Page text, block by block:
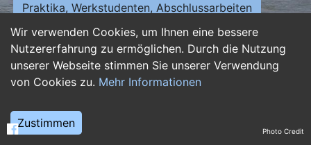
Wir verwenden Cookies, um Ihnen eine bessere
Nutzererfahrung zu ermöglichen. Durch die Nutzung
unserer Webseite stimmen Sie unserer Verwendung
von Cookies zu. Mehr Informationen
Zustimmen
Praktika, Werkstudenten, Abschlussarbeiten
Personalwesen Assistenz, Sekretariat
Hilfskräfte, Aushilfs- und Nebenjobs
Weiterbildung, Studium, duale Ausbildung Photo Credit